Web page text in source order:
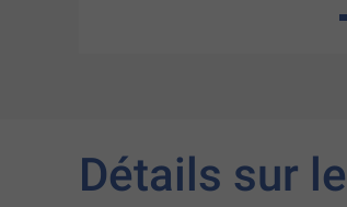
Détails sur